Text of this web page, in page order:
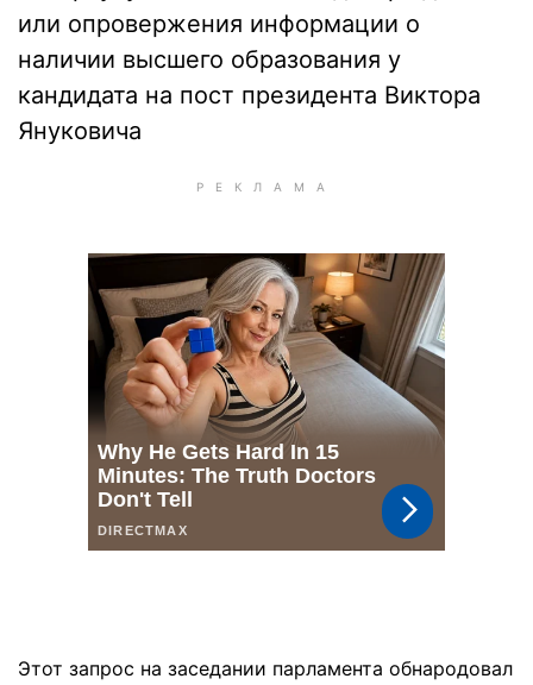
или опровержения информации о
наличии высшего образования у
кандидата на пост президента Виктора
Януковича
Этот запрос на заседании парламента обнародовал